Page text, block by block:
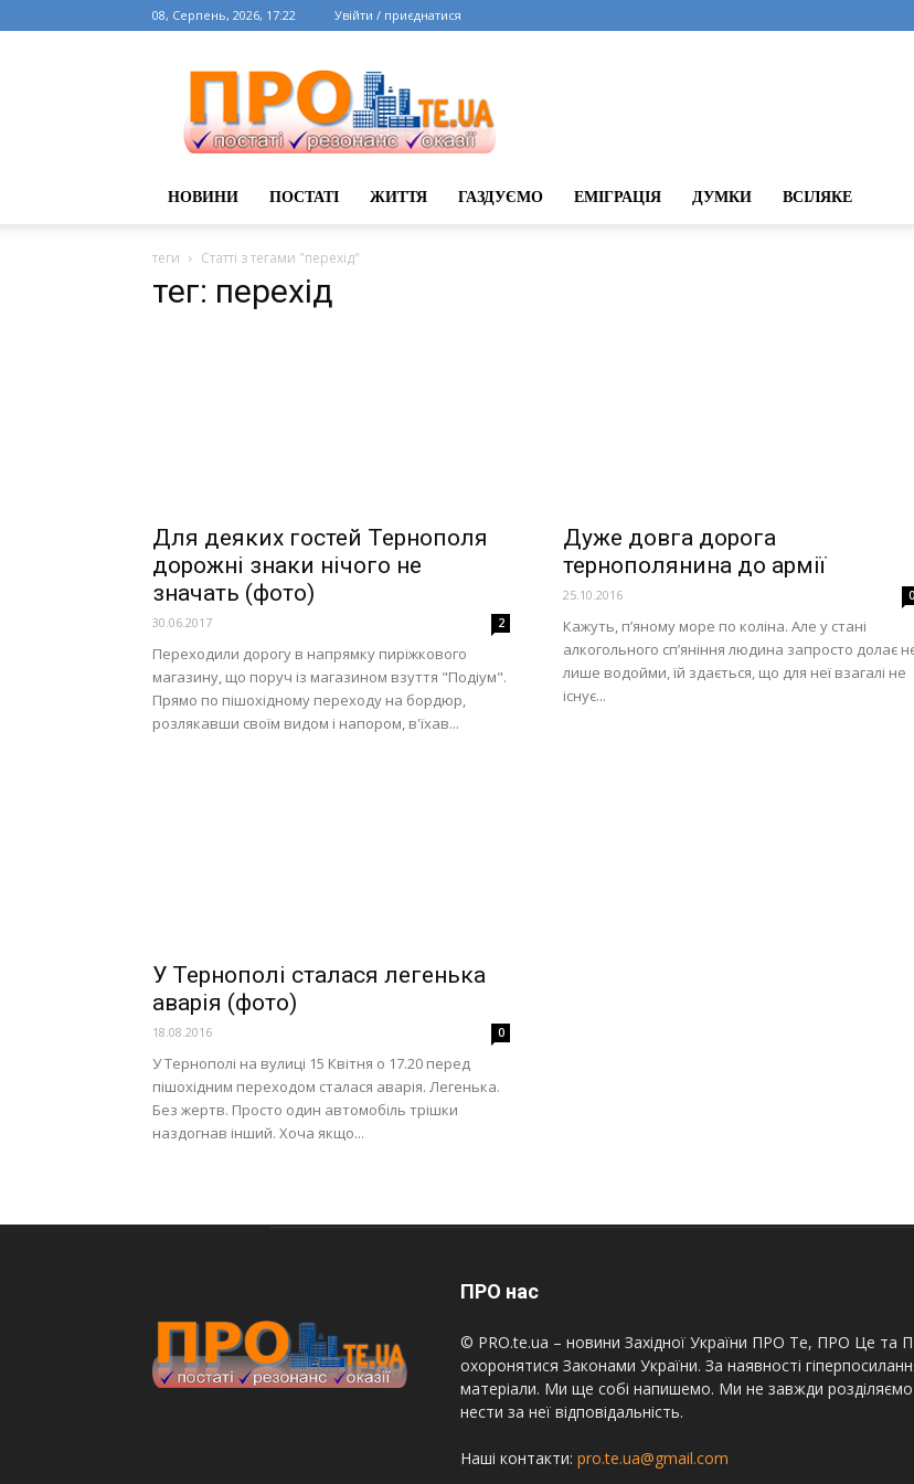
08, Серпень, 2026, 17:22 Увійти / приєднатися
НОВИНИ ПОСТАТІ ЖИТТЯ ГАЗДУЄМО ЕМІГРАЦІЯ ДУМКИ ВСІЛЯКЕ
теги Статті з тегами "перехід"
тег: перехід
Для деяких гостей Тернополя
дорожні знаки нічого не
значать (фото)
30.06.2017 2
Переходили дорогу в напрямку пиріжкового
магазину, що поруч із магазином взуття "Подіум".
Прямо по пішохідному переходу на бордюр,
розлякавши своїм видом і напором, в'їхав...
Дуже довга дорога
тернополянина до армії
25.10.2016 0
Кажуть, п’яному море по коліна. Але у стані
алкогольного сп’яніння людина запросто долає
лише водойми, їй здається, що для неї взагалі не
існує...
У Тернополі сталася легенька
аварія (фото)
18.08.2016 0
У Тернополі на вулиці 15 Квітня о 17.20 перед
пішохідним переходом сталася аварія. Легенька.
Без жертв. Просто один автомобіль трішки
наздогнав інший. Хоча якщо...
ПРО нас
© PRO.te.ua – новини Західної України ПРО Те, ПРО Це та
охоронятися Законами України. За наявності
матеріали. Ми ще собі напишемо. Ми не завжди розділяємо
нести за неї відповідальність.
Наші контакти: pro.te.ua@gmail.com